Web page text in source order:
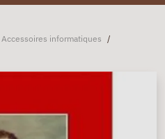
Accessoires informatiques /